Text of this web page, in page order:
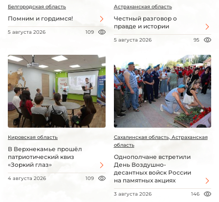
Белгородская область
Помним и гордимся!
5 августа 2026 109
Астраханская область
Честный разговор о
правде и истории
5 августа 2026 95
Кировская область
В Верхнекамье прошёл
патриотический квиз
«Зоркий глаз»
4 августа 2026 109
Сахалинская область, Астраханская
область
Однополчане встретили
День Воздушно-
десантных войск России
на памятных акциях
3 августа 2026 146